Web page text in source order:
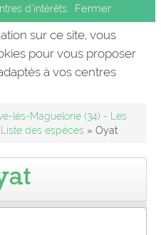
Les balades
Les espèces
d’intérêts.
Fermer
sur ce site, vous
pour vous proposer
à vos centres
lès-Maguelone (34) - Les
Liste des espèces » Oyat